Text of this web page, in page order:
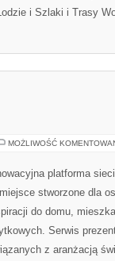
i Szlaki i Trasy
MOŻLIWOŚĆ
platforma
stworzone dla
do domu,
Serwis
z aranżacją